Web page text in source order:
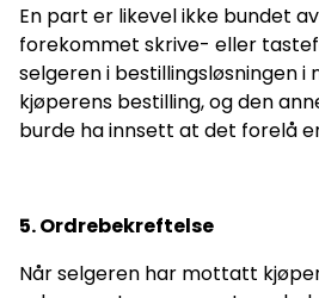
En part er likevel ikke bundet
forekommet skrive- eller
selgeren i bestillingsløsningen
kjøperens bestilling, og den
burde ha innsett at det forelå
5. Ordrebekreftelse
Når selgeren har mottatt